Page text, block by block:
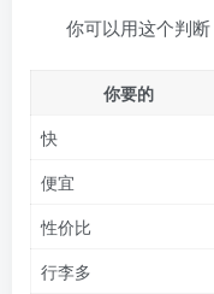
你可以用这个判断
你要的
快
便宜
性价比
行李多